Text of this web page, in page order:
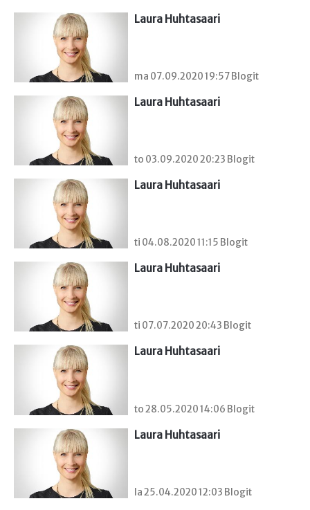
Laura Huhtasaari
ma 07.09.2020 19:57 Blogit
Laura Huhtasaari
to 03.09.2020 20:23 Blogit
Laura Huhtasaari
ti 04.08.2020 11:15 Blogit
Laura Huhtasaari
ti 07.07.2020 20:43 Blogit
Laura Huhtasaari
to 28.05.2020 14:06 Blogit
Laura Huhtasaari
la 25.04.2020 12:03 Blogit